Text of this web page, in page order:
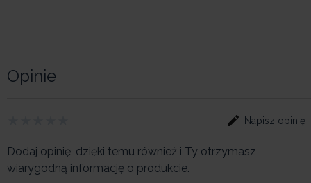
Opinie
Napisz opinię
Dodaj opinię, dzięki temu również i Ty otrzymasz
wiarygodną informację o produkcie.